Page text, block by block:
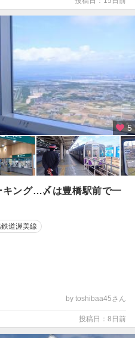
5
キング…〆は豊橋駅前で一
鉄道渥美線
by toshibaa45さん
投稿日：8日前